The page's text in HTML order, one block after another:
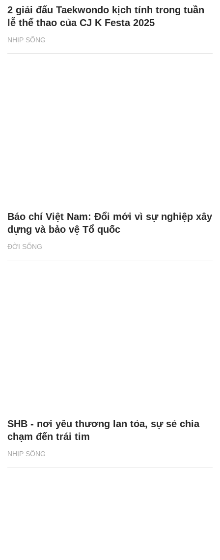
NHỊP SỐNG
2 giải đấu Taekwondo kịch tính trong tuần
lễ thể thao của CJ K Festa 2025
ĐỜI SỐNG
Báo chí Việt Nam: Đổi mới vì sự nghiệp xây
dựng và bảo vệ Tổ quốc
NHỊP SỐNG
SHB - nơi yêu thương lan tỏa, sự sẻ chia
chạm đến trái tim